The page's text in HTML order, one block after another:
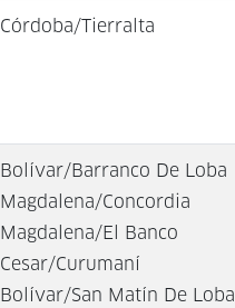
Córdoba/Tierralta
Bolívar/Barranco De Loba
Magdalena/Concordia
Magdalena/El Banco
Cesar/Curumaní
Bolívar/San Matín De Loba